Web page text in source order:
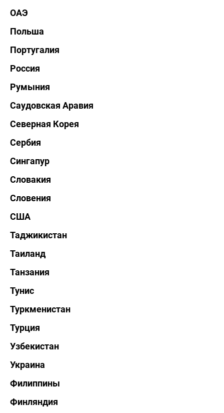
ОАЭ
Польша
Португалия
Россия
Румыния
Саудовская Аравия
Северная Корея
Сербия
Сингапур
Словакия
Словения
США
Таджикистан
Таиланд
Танзания
Тунис
Туркменистан
Турция
Узбекистан
Украина
Филиппины
Финляндия